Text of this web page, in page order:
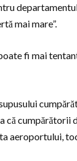
mai mare”.
fi mai
că cumpărătorii
aeroportului,